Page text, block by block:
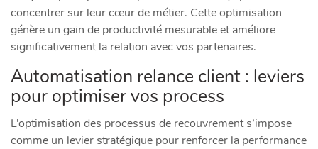
concentrer sur leur cœur de métier. Cette optimisation
génère un gain de productivité mesurable et améliore
significativement la relation avec vos partenaires.
Automatisation relance client : leviers
pour optimiser vos process
L’optimisation des processus de recouvrement s’impose
comme un levier stratégique pour renforcer la performance